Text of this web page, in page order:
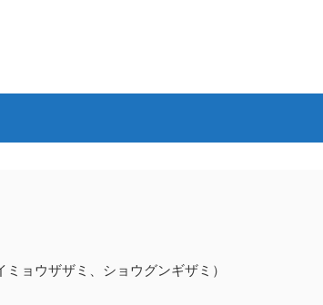
ョウザザミ、ショウグンギザミ）